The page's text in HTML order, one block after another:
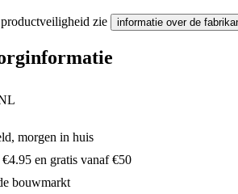
zie informatie over de
morgen in huis
en gratis vanaf €50
bouwmarkt